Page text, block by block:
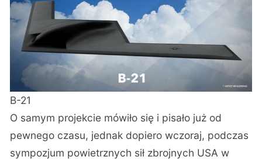
B-21
O samym projekcie mówiło się i pisało już od
pewnego czasu, jednak dopiero wczoraj, podczas
sympozjum powietrznych sił zbrojnych USA w